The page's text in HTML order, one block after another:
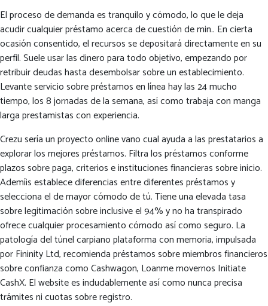
El proceso de demanda es tranquilo y cómodo, lo que le deja
acudir cualquier préstamo acerca de cuestión de min.. En cierta
ocasión consentido, el recursos se depositará directamente en su
perfil. Suele usar las dinero para todo objetivo, empezando por
retribuir deudas hasta desembolsar sobre un establecimiento.
Levante servicio sobre préstamos en línea hay las 24 mucho
tiempo, los 8 jornadas de la semana, así­ como trabaja con manga
larga prestamistas con experiencia.
Crezu serí­a un proyecto online vano cual ayuda a las prestatarios a
explorar los mejores préstamos. Filtra los préstamos conforme
plazos sobre paga, criterios e instituciones financieras sobre inicio.
Ademí¡s establece diferencias entre diferentes préstamos y
selecciona el de mayor cómodo de tú. Tiene una elevada tasa
sobre legitimación sobre inclusive el 94% y no ha transpirado
ofrece cualquier procesamiento cómodo así­ como seguro. La
patologí­a del túnel carpiano plataforma con memoria, impulsada
por Fininity Ltd, recomienda préstamos sobre miembros financieros
sobre confianza como Cashwagon, Loanme movernos Initiate
CashX. El website es indudablemente así­ como nunca precisa
trámites ni cuotas sobre registro.